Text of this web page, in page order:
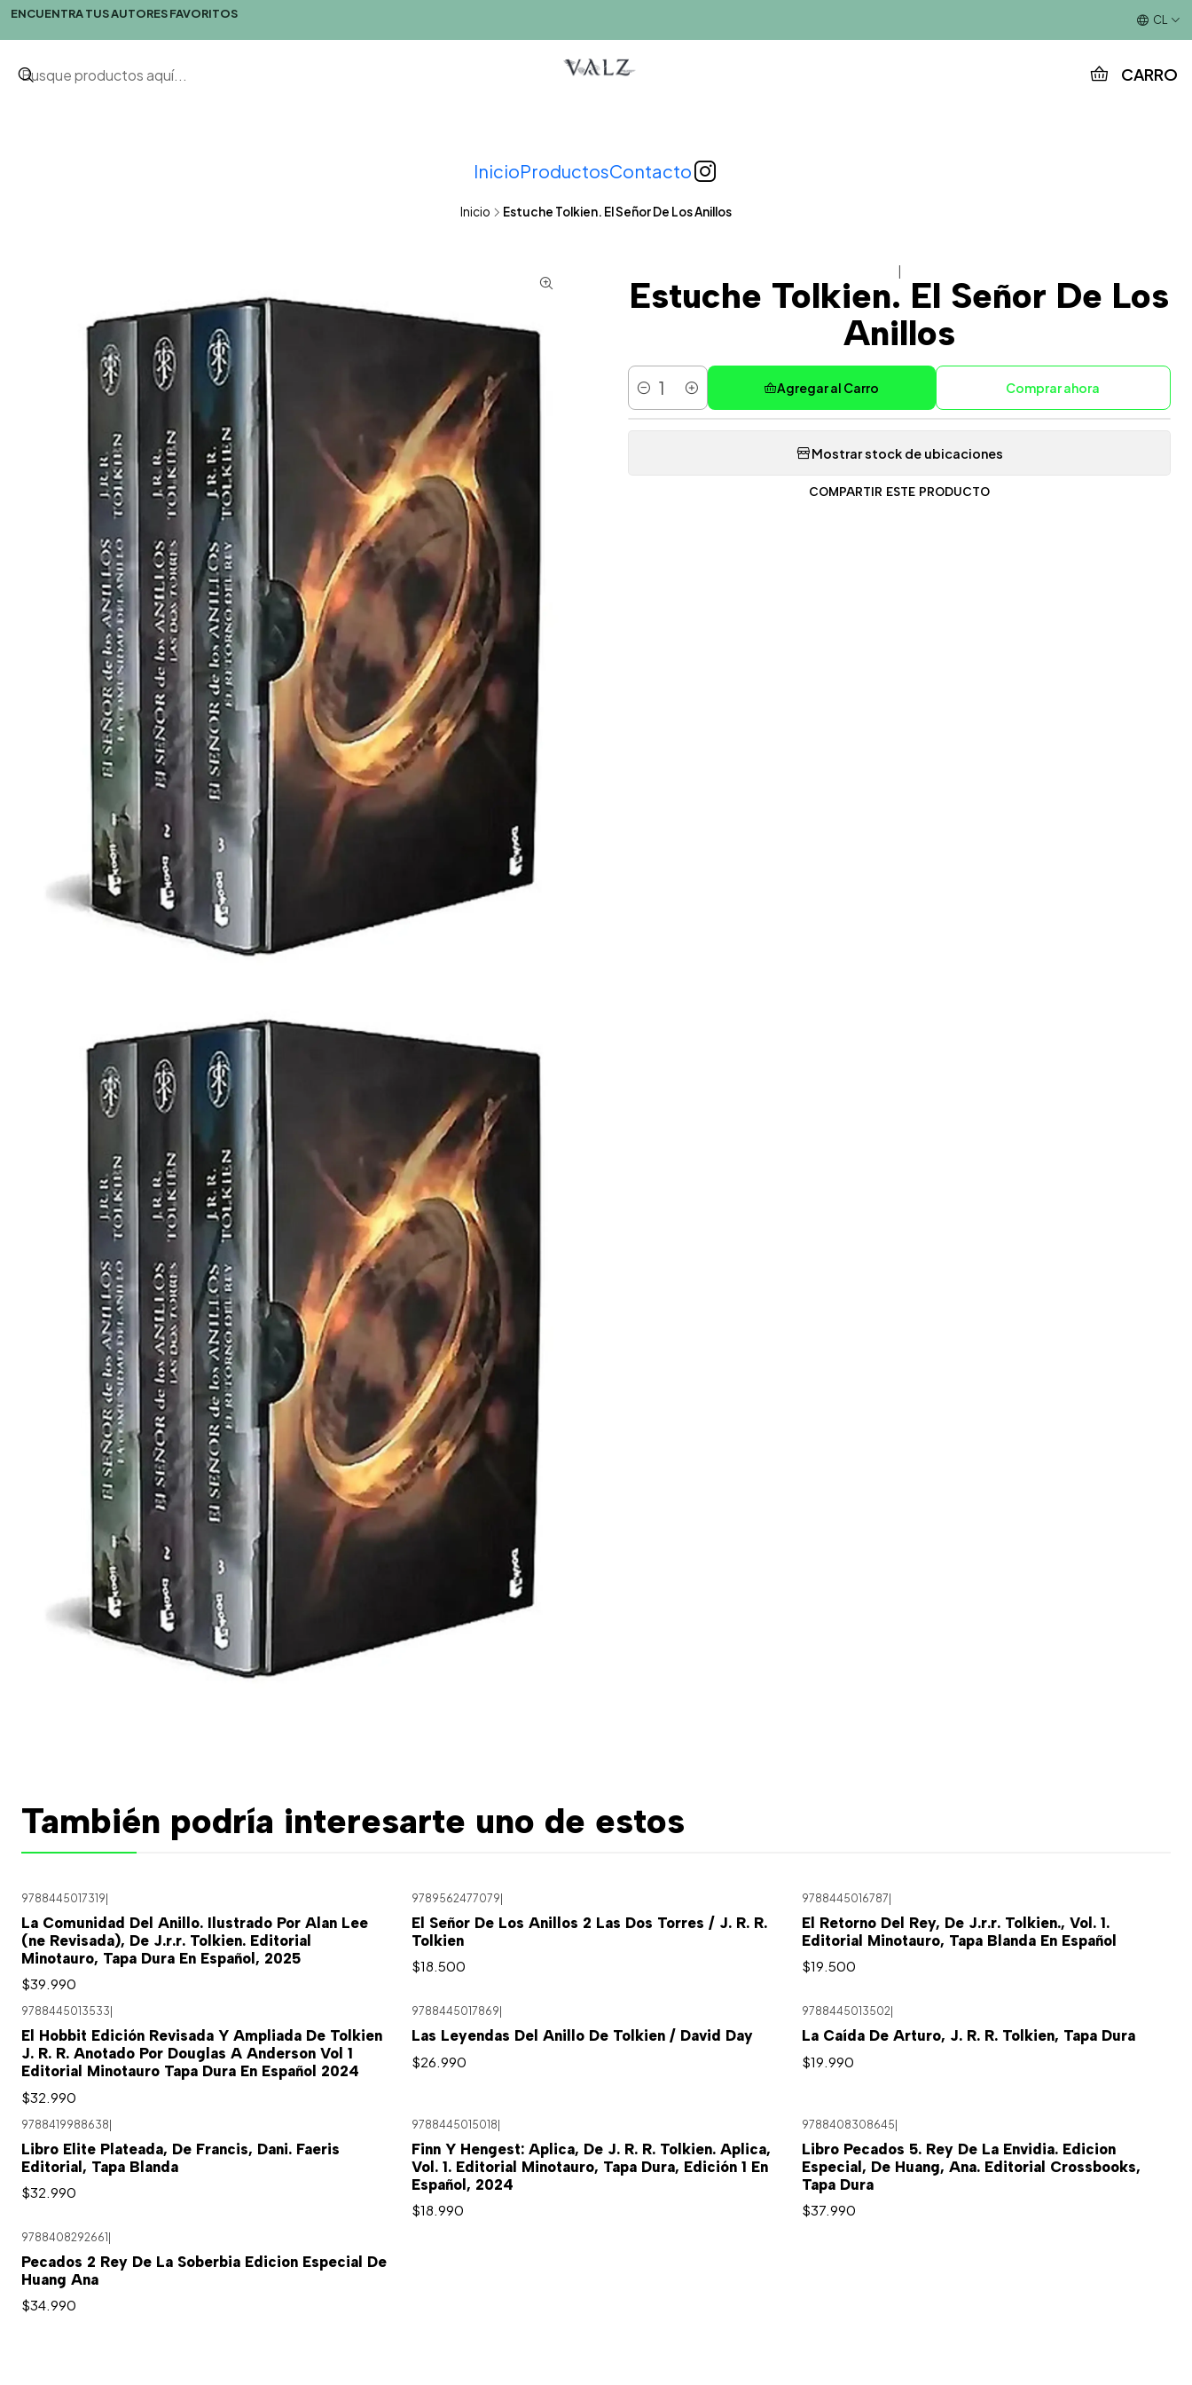
CARRO
InicioProductosContacto
ENCUENTRA TUS AUTORES FAVORITOS CL
Inicio Estuche Tolkien. El Señor De Los Anillos
Estuche Tolkien. El Señor De Los
Anillos
Cantidad
Agregar al Carro Comprar ahora
Mostrar stock de ubicaciones
COMPARTIR ESTE PRODUCTO
También podría interesarte uno de estos
9788445017319
La Comunidad Del Anillo. Ilustrado Por Alan Lee
(ne Revisada), De J.r.r. Tolkien. Editorial
Minotauro, Tapa Dura En Español, 2025
$39.990
9789562477079
El Señor De Los Anillos 2 Las Dos Torres / J. R. R.
Tolkien
$18.500
9788445016787
El Retorno Del Rey, De J.r.r. Tolkien., Vol. 1.
Editorial Minotauro, Tapa Blanda En Español
$19.500
9788445013533
El Hobbit Edición Revisada Y Ampliada De Tolkien
J. R. R. Anotado Por Douglas A Anderson Vol 1
Editorial Minotauro Tapa Dura En Español 2024
$32.990
9788445017869
Las Leyendas Del Anillo De Tolkien / David Day
$26.990
9788445013502|
La Caída De Arturo, J. R. R. Tolkien, Tapa Dura
$19.990
9788419988638|
Libro Elite Plateada, De Francis, Dani. Faeris
Editorial, Tapa Blanda
$32.990
9788445015018|
Finn Y Hengest: Aplica, De J. R. R. Tolkien. Aplica,
Vol. 1. Editorial Minotauro, Tapa Dura, Edición 1 En
Español, 2024
$18.990
9788408308645|
Libro Pecados 5. Rey De La Envidia. Edicion
Especial, De Huang, Ana. Editorial Crossbooks,
Tapa Dura
$37.990
9788408292661
Pecados 2 Rey De La Soberbia Edicion Especial De
Huang Ana
$34.990